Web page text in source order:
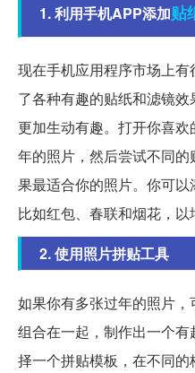
1. 利用手机APP添加贴
现在手机应用程序市场上
了各种有趣的贴纸和滤镜
更加生动有趣。打开你喜
年的照片，然后尝试不同
果最适合你的照片。你可以
比如红包、春联和烟花，以
2. 使用照片拼贴工具
如果你有多张过年的照片
组合在一起，制作出一个
择一个拼贴模板，在不同